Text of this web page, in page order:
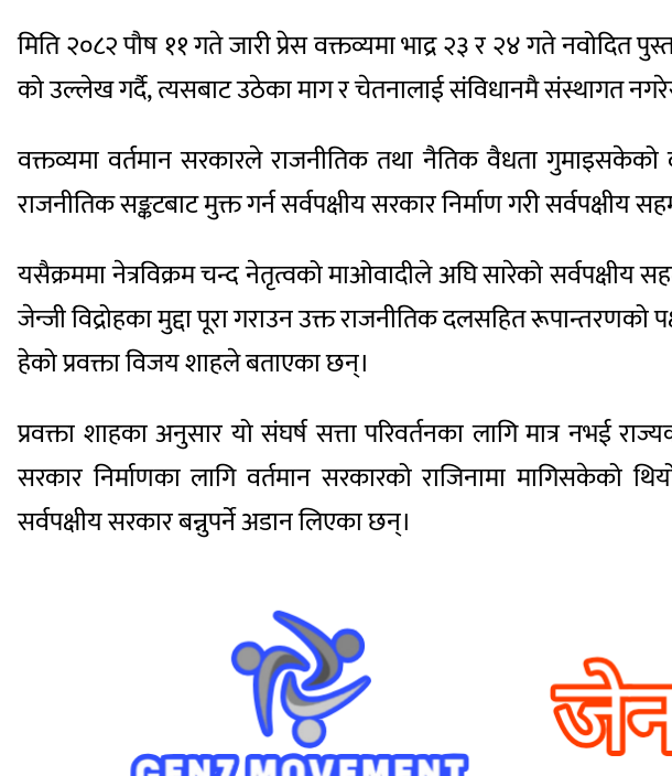
मिति २०८२ पौष ११ गते जारी प्रेस वक्तव्यमा भाद्र २३ र २४ गते नवोदित
को उल्लेख गर्दै, त्यसबाट उठेका माग र चेतनालाई संविधानमै संस्थागत
वक्तव्यमा वर्तमान सरकारले राजनीतिक तथा नैतिक वैधता
राजनीतिक सङ्कटबाट मुक्त गर्न सर्वपक्षीय सरकार निर्माण गरी सर्वपक्षीय
यसैक्रममा नेत्रविक्रम चन्द नेतृत्वको माओवादीले अघि सारेको सर्वपक्षीय
जेन्जी विद्रोहका मुद्दा पूरा गराउन उक्त राजनीतिक दलसहित
हेको प्रवक्ता विजय शाहले बताएका छन्।
प्रवक्ता शाहका अनुसार यो संघर्ष सत्ता परिवर्तनका लागि मात्र नभई
सरकार निर्माणका लागि वर्तमान सरकारको राजिनामा मागिसकेको
सर्वपक्षीय सरकार बन्नुपर्ने अडान लिएका छन्।